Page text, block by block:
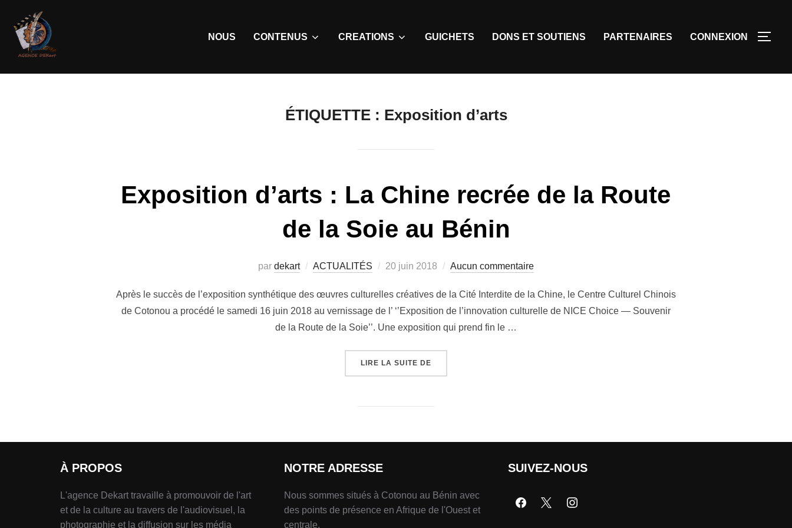
NOUS CONTENUS CREATIONS GUICHETS DONS ET SOUTIENS PARTENAIRES CONNEXION
ÉTIQUETTE : Exposition d’arts
Exposition d’arts : La Chine recrée de la Route
de la Soie au Bénin
par dekart ACTUALITÉS 20 juin 2018 Aucun commentaire
Après le succès de l’exposition synthétique des œuvres culturelles créatives de la Cité Interdite de la Chine, le Centre Culturel Chinois
de Cotonou a procédé le samedi 16 juin 2018 au vernissage de l’ ‘’Exposition de l’innovation culturelle de NICE Choice — Souvenir
de la Route de la Soie’’. Une exposition qui prend fin le …
LIRE LA SUITE DE
À PROPOS
L'agence Dekart travaille à promouvoir de l'art
et de la culture au travers de l'audiovisuel, la
photographie et la diffusion sur les média
NOTRE ADRESSE
Nous sommes situés à Cotonou au Bénin avec
des points de présence en Afrique de l'Ouest et
centrale.
SUIVEZ-NOUS